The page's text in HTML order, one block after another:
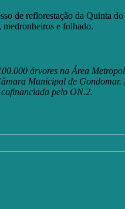
de reflorestação da Quinta do
medronheiros e folhado.
árvores na Área
Municipal de Gondomar.
pelo ON.2.